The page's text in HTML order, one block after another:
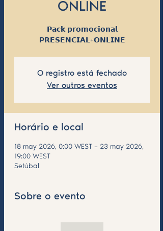
ONLINE
𝗣𝗮𝗰𝗸 𝗽𝗿𝗼𝗺𝗼𝗰𝗶𝗼𝗻𝗮𝗹
𝗣𝗥𝗘𝗦𝗘𝗡𝗖𝗜𝗔𝗟+𝗢𝗡𝗟𝗜𝗡𝗘
O registro está fechado
Ver outros eventos
Horário e local
18 may 2026, 0:00 WEST – 23 may 2026,
19:00 WEST
Setúbal
Sobre o evento